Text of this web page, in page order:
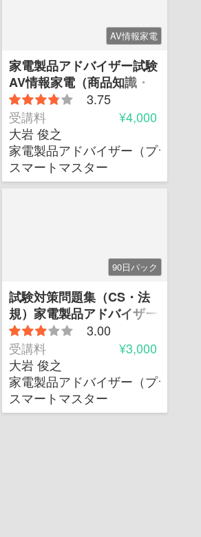
ナグレード）
AV情報家電
家電製品アドバイザー試験
AV情報家電（商品知識・
取扱のみ）
3.75
受講料
¥4,000
大岩 俊之
家電製品アドバイザー（プラチナ
スマートマスター
ナグレード）
90日パック
試験対策問題集（CS・法
規）家電製品アドバイザー
3.00
受講料
¥3,000
大岩 俊之
家電製品アドバイザー（プラチナ
スマートマスター